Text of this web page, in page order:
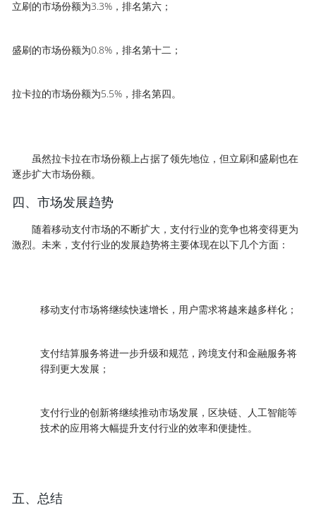
立刷的市场份额为3.3%，排名第六；
盛刷的市场份额为0.8%，排名第十二；
拉卡拉的市场份额为5.5%，排名第四。
虽然拉卡拉在市场份额上占据了领先地位，但立刷和盛刷也在
逐步扩大市场份额。
四、市场发展趋势
随着移动支付市场的不断扩大，支付行业的竞争也将变得更为
激烈。未来，支付行业的发展趋势将主要体现在以下几个方面：
移动支付市场将继续快速增长，用户需求将越来越多样化；
支付结算服务将进一步升级和规范，跨境支付和金融服务将
得到更大发展；
支付行业的创新将继续推动市场发展，区块链、人工智能等
技术的应用将大幅提升支付行业的效率和便捷性。
五、总结